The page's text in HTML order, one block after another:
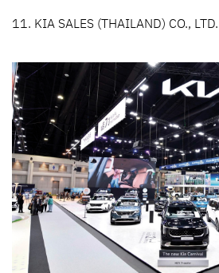
11. KIA SALES (THAILAND) CO., LTD.